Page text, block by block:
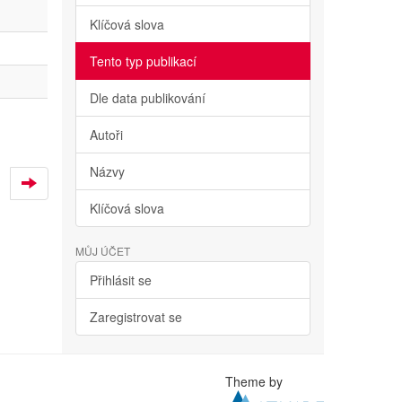
Klíčová slova
Tento typ publikací
Dle data publikování
Autoři
Názvy
Klíčová slova
MŮJ ÚČET
Přihlásit se
Zaregistrovat se
Theme by